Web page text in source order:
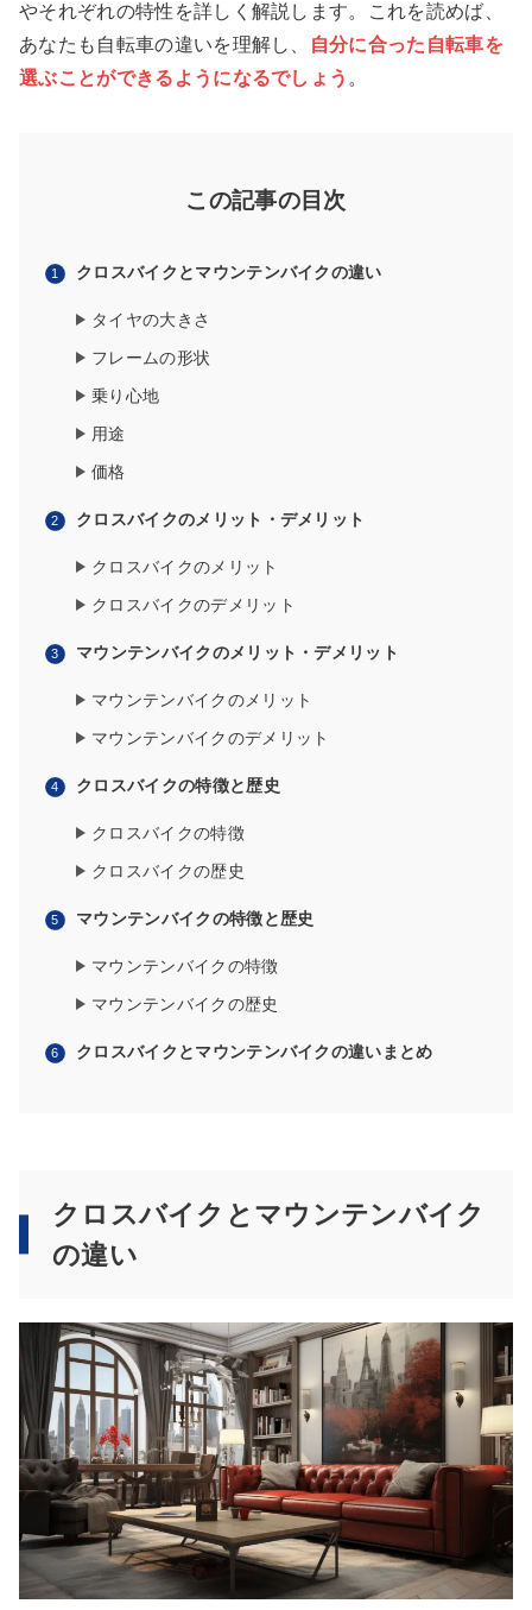
やそれぞれの特性を詳しく解説します。これを読めば、
あなたも自転車の違いを理解し、
自分に合った自転車を
選ぶことができるようになるでしょう 。
この記事の目次
クロスバイクとマウンテンバイクの違い
タイヤの大きさ
フレームの形状
乗り心地
用途
価格
クロスバイクのメリット・デメリット
クロスバイクのメリット
クロスバイクのデメリット
マウンテンバイクのメリット・デメリット
マウンテンバイクのメリット
マウンテンバイクのデメリット
クロスバイクの特徴と歴史
クロスバイクの特徴
クロスバイクの歴史
マウンテンバイクの特徴と歴史
マウンテンバイクの特徴
マウンテンバイクの歴史
クロスバイクとマウンテンバイクの違いまとめ
クロスバイクとマウンテンバイク
の違い